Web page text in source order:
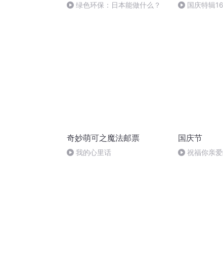
绿色环保：日本能做什么？
国庆特辑
奇妙萌可之魔法邮票
我的心里话
国庆节
祝福你亲